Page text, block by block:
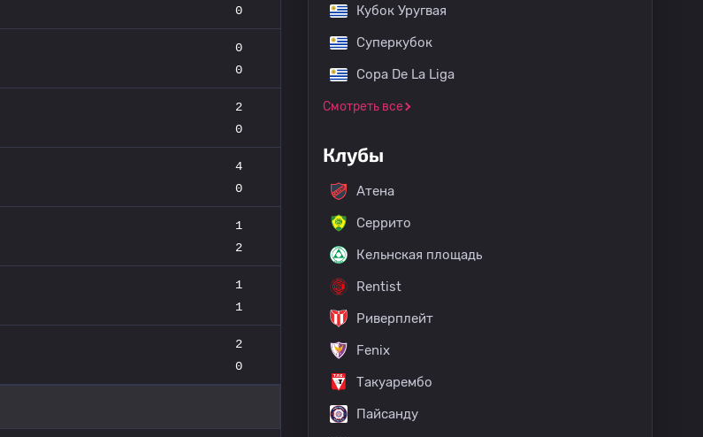
0
0
0
2
0
4
0
1
2
1
1
2
0
Кубок Уругвая
Суперкубок
Copa De La Liga
Смотреть все
Клубы
Атена
Серрито
Кельнская площадь
Rentist
Риверплейт
Fenix
Такуарембо
Пайсанду